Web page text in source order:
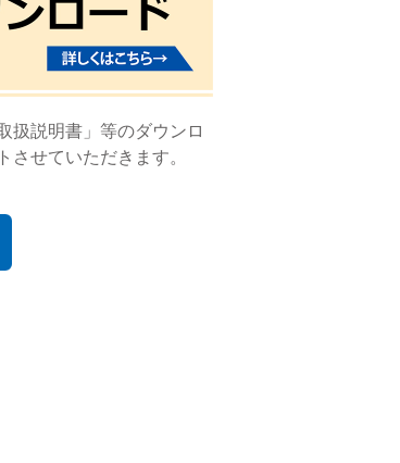
扱説明書」等のダウンロ
せていただきます。